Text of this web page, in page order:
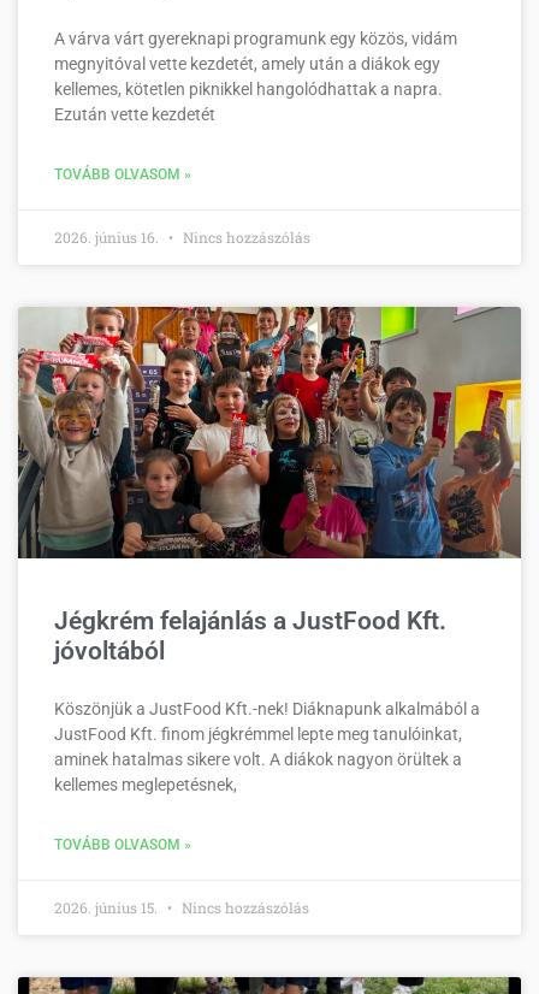
A várva várt gyereknapi programunk egy közös, vidám
megnyitóval vette kezdetét, amely után a diákok egy
kellemes, kötetlen piknikkel hangolódhattak a napra.
Ezután vette kezdetét
TOVÁBB OLVASOM »
2026. június 16. Nincs hozzászólás
Jégkrém felajánlás a JustFood Kft.
jóvoltából
Köszönjük a JustFood Kft.-nek! Diáknapunk alkalmából a
JustFood Kft. finom jégkrémmel lepte meg tanulóinkat,
aminek hatalmas sikere volt. A diákok nagyon örültek a
kellemes meglepetésnek,
TOVÁBB OLVASOM »
2026. június 15. Nincs hozzászólás